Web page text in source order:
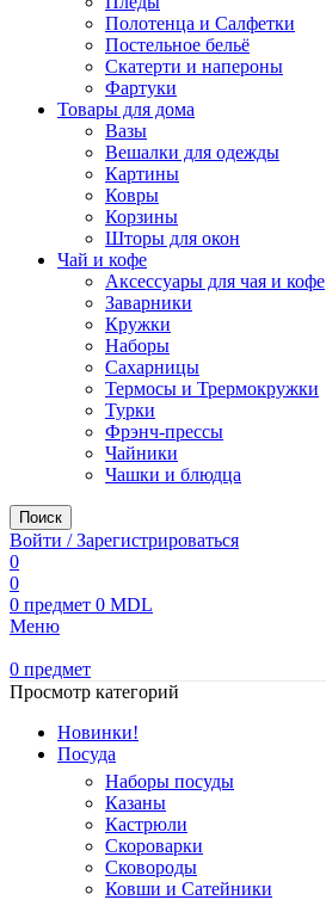
Полотенца и Салфетки
Постельное бельё
Скатерти и напероны
Фартуки
Товары для дома
Вазы
Вешалки для одежды
Картины
Ковры
Корзины
Шторы для окон
Чай и кофе
Аксессуары для чая и кофе
Заварники
Кружки
Наборы
Сахарницы
Термосы и Трермокружки
Турки
Фрэнч-прессы
Чайники
Чашки и блюдца
Поиск
Войти / Зарегистрироваться
0
0
0 предмет 0 MDL
Меню
0 предмет
Просмотр категорий
Новинки!
Посуда
Наборы посуды
Казаны
Кастрюли
Скороварки
Сковороды
Ковши и Сатейники